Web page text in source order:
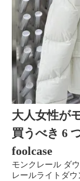
大人女性が
買うべき 6
foolcase
モンクレール ダ
レールライトダ